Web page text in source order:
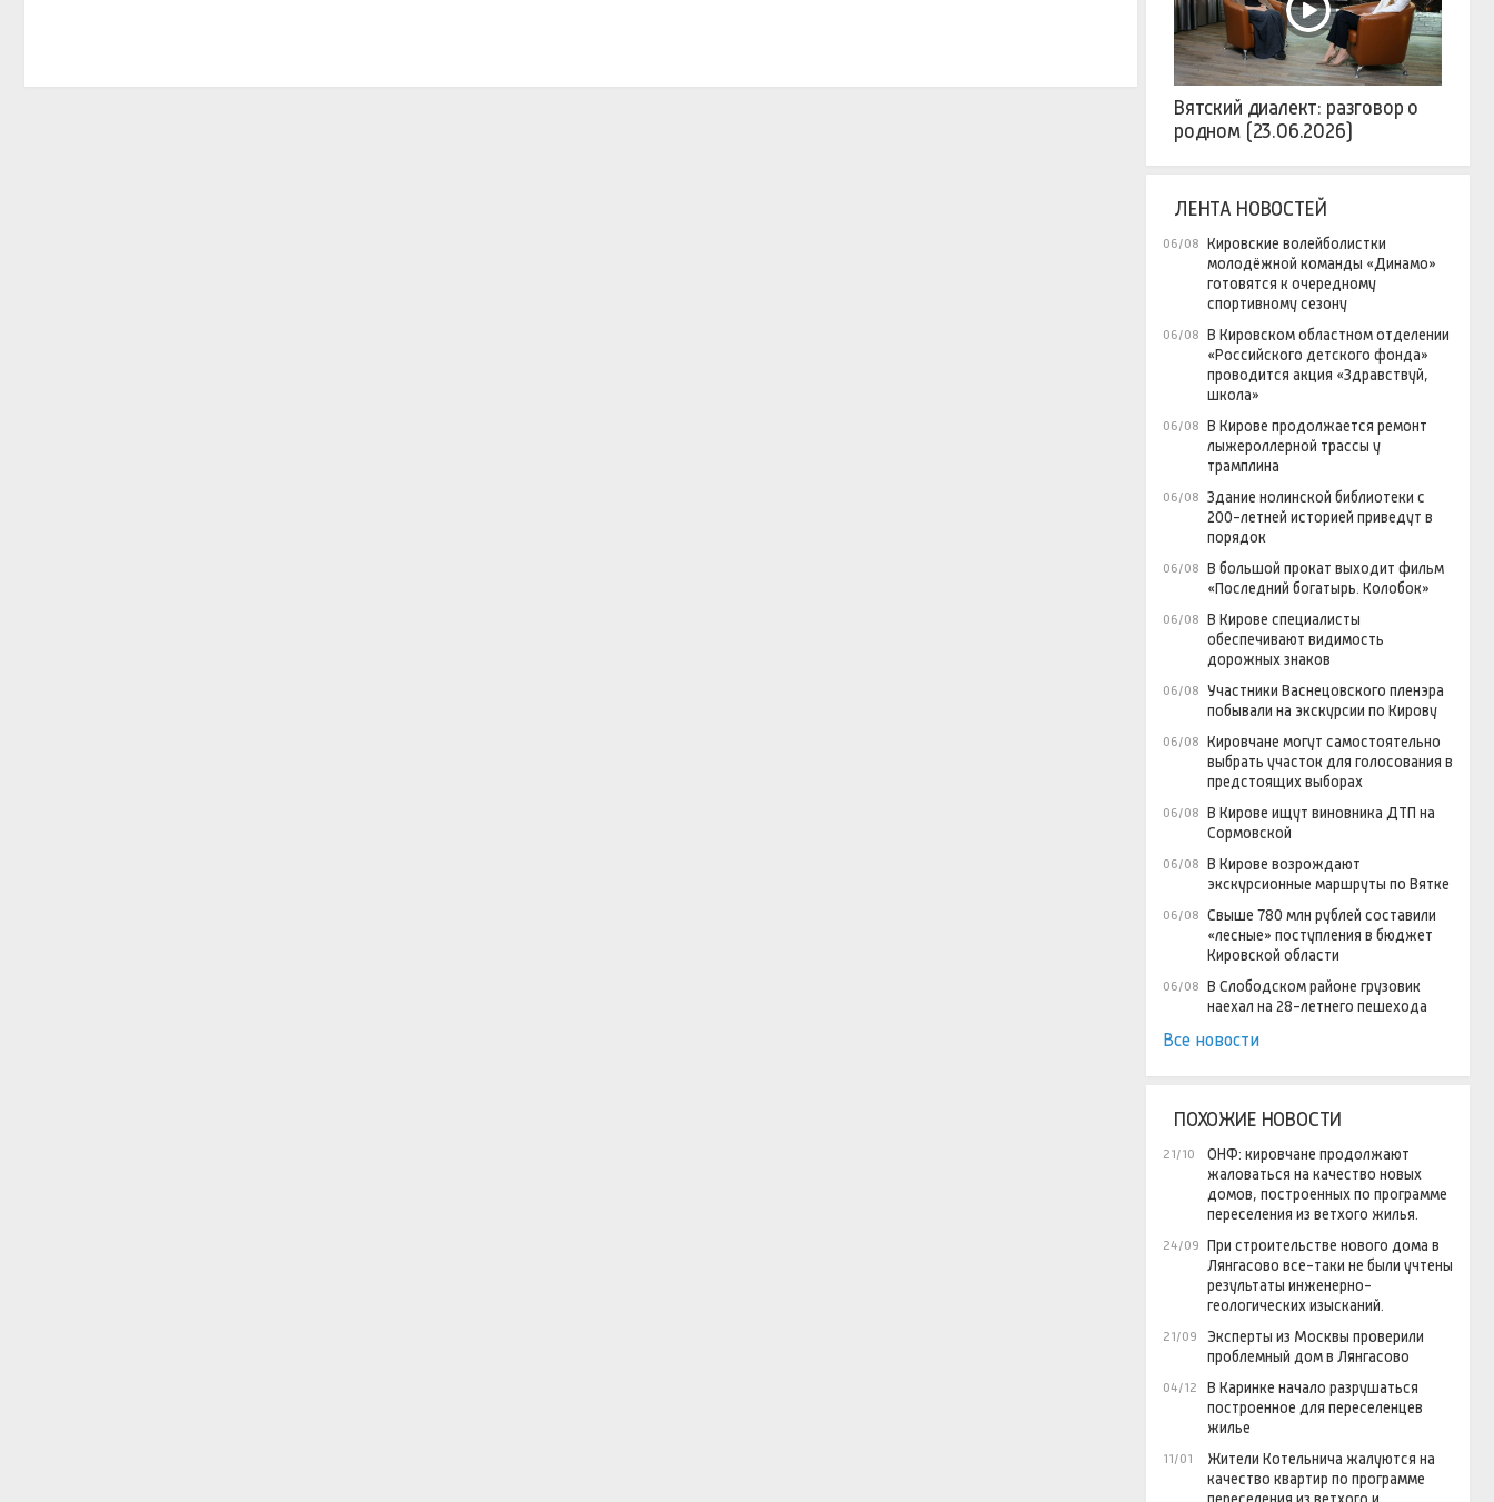
Вятский диалект: разговор о
родном (23.06.2026)
ЛЕНТА НОВОСТЕЙ
06/08 Кировские волейболистки
молодёжной команды «Динамо»
готовятся к очередному
спортивному сезону
06/08 В Кировском областном отделении
«Российского детского фонда»
проводится акция «Здравствуй,
школа»
06/08 В Кирове продолжается ремонт
лыжероллерной трассы у
трамплина
06/08 Здание нолинской библиотеки с
200-летней историей приведут в
порядок
06/08 В большой прокат выходит фильм
«Последний богатырь. Колобок»
06/08 В Кирове специалисты
обеспечивают видимость
дорожных знаков
06/08 Участники Васнецовского пленэра
побывали на экскурсии по Кирову
06/08 Кировчане могут самостоятельно
выбрать участок для голосования в
предстоящих выборах
06/08 В Кирове ищут виновника ДТП на
Сормовской
06/08 В Кирове возрождают
экскурсионные маршруты по Вятке
06/08 Свыше 780 млн рублей составили
«лесные» поступления в бюджет
Кировской области
06/08 В Слободском районе грузовик
наехал на 28-летнего пешехода
Все новости
ПОХОЖИЕ НОВОСТИ
21/10
ОНФ: кировчане продолжают
жаловаться на качество новых
домов, построенных по программе
переселения из ветхого жилья.
24/09 При строительстве нового дома в
Лянгасово все-таки не были учтены
результаты инженерно-
геологических изысканий.
21/09
Эксперты из Москвы проверили
проблемный дом в Лянгасово
04/12
В Каринке начало разрушаться
построенное для переселенцев
жилье
11/01
Жители Котельнича жалуются на
качество квартир по программе